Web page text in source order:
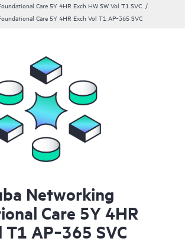
Care 5Y 4HR Exch HW SW Vol T1 SVC
Care 5Y 4HR Exch Vol T1 AP‑365 SVC
Networking
Care 5Y 4HR
T1 AP‑365 SVC